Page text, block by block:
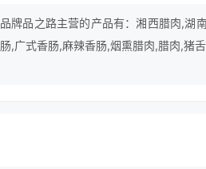
品牌品之路主营的产品有：湘西腊肉,湖
肠,广式香肠,麻辣香肠,烟熏腊肉,腊肉,猪